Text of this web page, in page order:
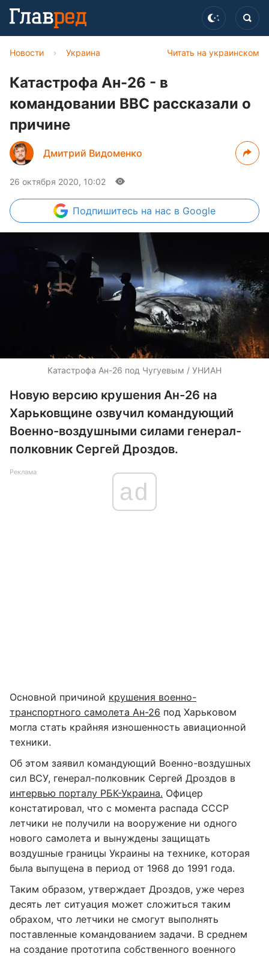
Читать на украинском
Новости › Украина
Катастрофа Ан-26 - в
командовании ВВС рассказали о
причине
Дмитрий Видоменко
26 октября 2020, 10:02
Подпишитесь на нас в Google
Катастрофа Ан-26 под Чугуевым / УНИАН
Новую версию крушения Ан-26 на
Харьковщине озвучил командующий
Военно-воздушными силами генерал-
полковник Сергей Дроздов.
Реклама
ad
Основной причиной крушения военно-
транспортного самолета Ан-26 под Харьковом
могла стать крайняя изношенность авиационной
техники.
Об этом заявил командующий Военно-воздушных
сил ВСУ, генерал-полковник Сергей Дроздов в
интервью порталу РБК-Украина. Офицер
констатировал, что с момента распада СССР
летчики не получили на вооружение ни одного
нового самолета и вынуждены защищать
воздушные границы Украины на технике, которая
была выпущена в период от 1968 до 1991 года.
Таким образом, утверждает Дроздов, уже через
десять лет ситуация может сложиться таким
обрахом, что летчики не смогут выполнять
поставленные командованием задачи. В среднем
на создание прототипа собственного военного